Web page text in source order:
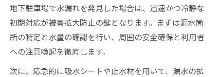
地下駐車場で水漏れを発見した場合は、迅速かつ冷静な
初期対応が被害拡大防止の鍵となります。まずは漏水箇
所の特定と水量の確認を行い、周囲の安全確保と利用者
への注意喚起を徹底します。
次に、応急的に吸水シートや止水材を用いて、漏水の拡